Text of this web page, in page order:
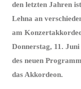
den letzten Jahren
Lehna an
am
Donnerstag, 11.
des neuen
das Akkordeon.